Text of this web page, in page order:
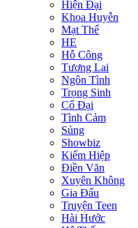
Hiện Đại
Khoa Huyễn
Mạt Thế
HE
Hỗ Công
Tương Lai
Ngôn Tình
Trọng Sinh
Cổ Đại
Tình Cảm
Sủng
Showbiz
Kiếm Hiệp
Điền Văn
Xuyên Không
Gia Đấu
Truyện Teen
Hài Hước